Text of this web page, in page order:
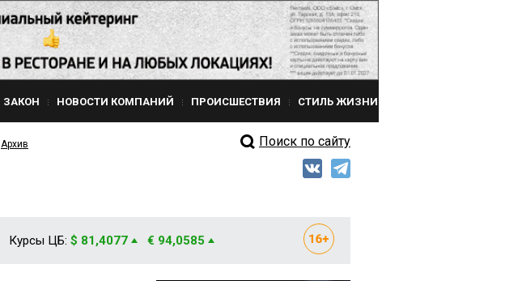
ЗАКОН НОВОСТИ КОМПАНИЙ ПРОИСШЕСТВИЯ СТИЛЬ ЖИЗНИ
Архив Поиск по сайту
Курсы ЦБ: $ 81,4077 € 94,0585